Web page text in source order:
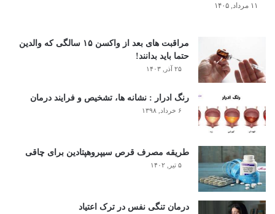
۱۱ مرداد, ۱۴۰۵
مراقبت های بعد از واکسن ۱۵ سالگی که والدین
حتما باید بدانند!
۲۵ آذر, ۱۴۰۳
رنگ ادرار : نشانه ها، تشخیص و فرایند درمان
۶ خرداد, ۱۳۹۸
طریقه مصرف قرص سیپروهپتادین برای چاقی
۵ تیر, ۱۴۰۲
درمان تنگی نفس در ترک اعتیاد